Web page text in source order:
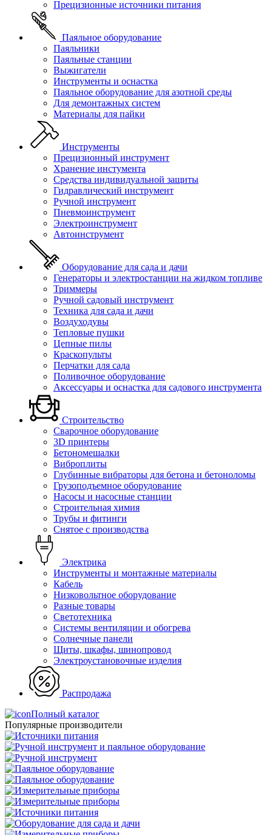
Прецизионные источники питания
Паяльное оборудование
Паяльники
Паяльные станции
Выжигатели
Инструменты и оснастка
Паяльное оборудование для азотной среды
Для демонтажных систем
Материалы для пайки
Инструменты
Прецизионный инструмент
Хранение инстумента
Средства индивидуальной защиты
Гидравлический инструмент
Ручной инструмент
Пневмоинструмент
Электроинструмент
Автоинструмент
Оборудование для сада и дачи
Генераторы и электростанции на жидком топливе
Триммеры
Ручной садовый инструмент
Техника для сада и дачи
Воздуходувы
Тепловые пушки
Цепные пилы
Краскопульты
Перчатки для сада
Поливочное оборудование
Аксессуары и оснастка для садового инструмента
Строительство
Сварочное оборудование
3D принтеры
Бетономешалки
Виброплиты
Глубинные вибраторы для бетона и бетоноломы
Грузоподъемное оборудование
Насосы и насосные станции
Строительная химия
Трубы и фитинги
Снятое с производства
Электрика
Инструменты и монтажные материалы
Кабель
Низковольтное оборудование
Разные товары
Светотехника
Системы вентиляции и обогрева
Солнечные панели
Щиты, шкафы, шинопровод
Электроустановочные изделия
Распродажа
Полный каталог
Популярные производители